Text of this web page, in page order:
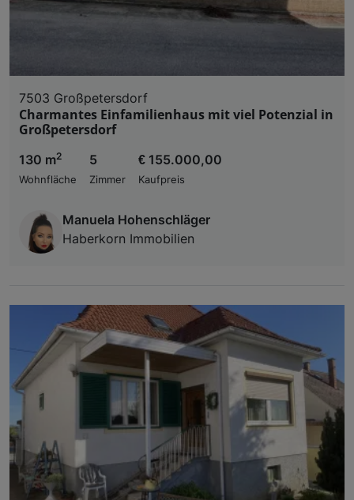
7503 Großpetersdorf
Charmantes Einfamilienhaus mit viel Potenzial in
Großpetersdorf
130 m2
Wohnfläche
5
Zimmer
€ 155.000,00
Kaufpreis
Manuela Hohenschläger
Haberkorn Immobilien